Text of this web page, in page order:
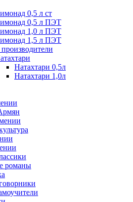
0,5 л ст
0,5 л ПЭТ
1,0 л ПЭТ
1,5 л ПЭТ
Натахтари 0,5л
Натахтари 1,0л
романы